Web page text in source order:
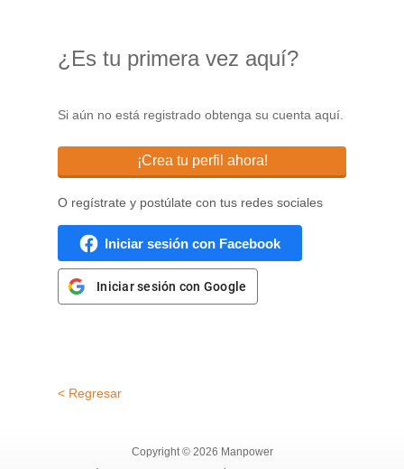
¿Es tu primera vez aquí?
Si aún no está registrado obtenga su cuenta aquí.
¡Crea tu perfil ahora!
O regístrate y postúlate con tus redes sociales
Iniciar sesión con Facebook
Iniciar sesión con Google
< Regresar
Copyright © 2026 Manpower